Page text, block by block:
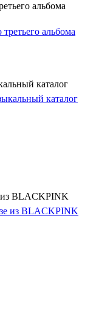
альбома
каталог
из BLACKPINK